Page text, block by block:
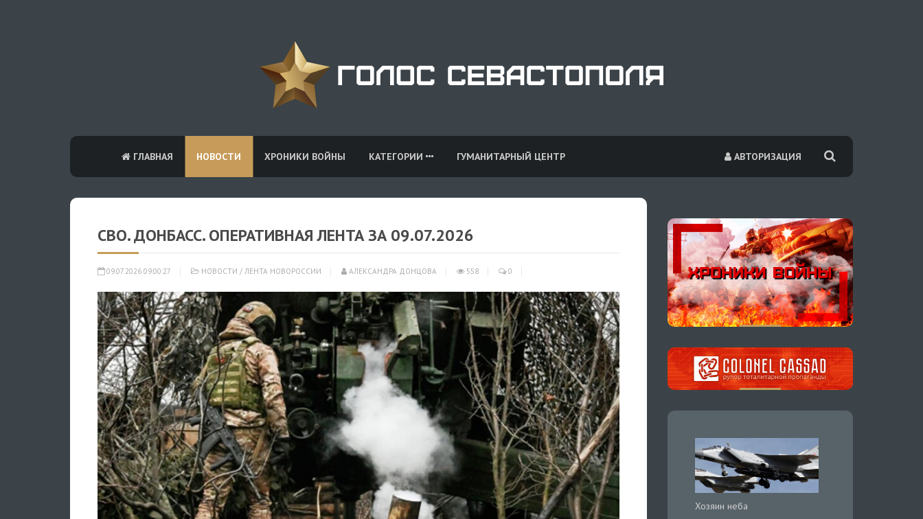
АВТОРИЗАЦИЯ
ГЛАВНАЯ НОВОСТИ ХРОНИКИ ВОЙНЫ КАТЕГОРИИ ГУМАНИТАРНЫЙ ЦЕНТР
СВО. ДОНБАСС. ОПЕРАТИВНАЯ ЛЕНТА ЗА 09.07.2026
09.07.2026 09:00:27 НОВОСТИ / ЛЕНТА НОВОРОССИИ АЛЕКСАНДРА ДОНЦОВА 558 0
Хозяин неба